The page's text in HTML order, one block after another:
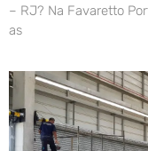
– RJ? Na Favaretto
as